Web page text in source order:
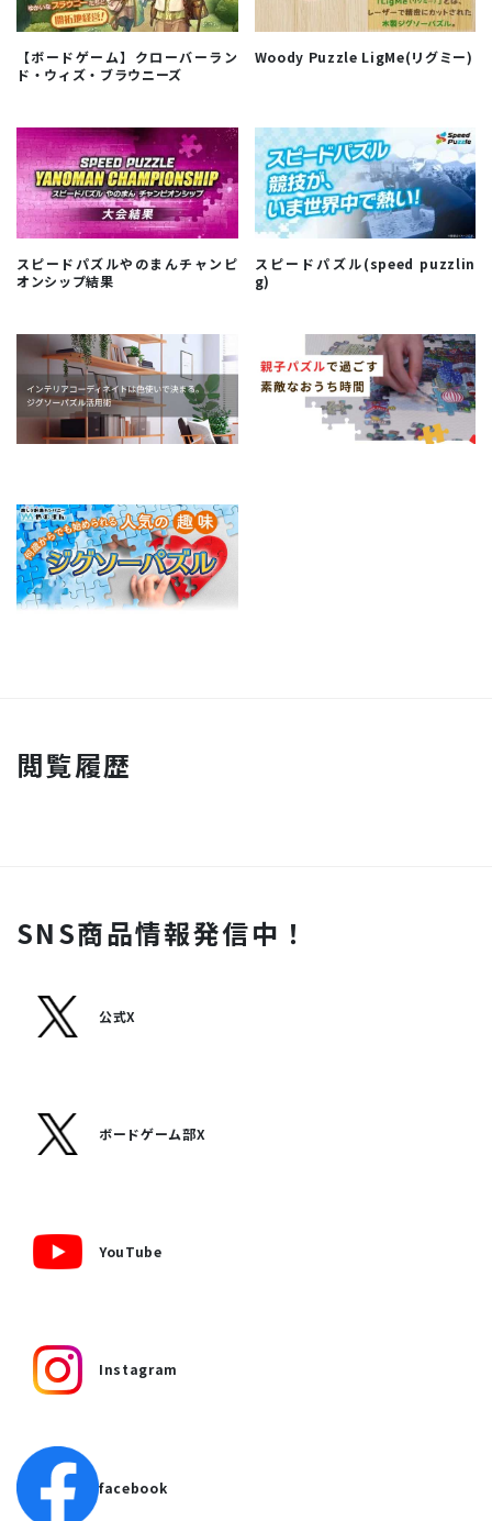
【ボードゲーム】クローバーラン
ド・ウィズ・ブラウニーズ
Woody Puzzle LigMe(リグミー)
スピードパズルやのまんチャンピ
オンシップ結果
スピードパズル(speed puzzlin
g)
閲覧履歴
SNS商品情報発信中！
公式X
ボードゲーム部X
YouTube
Instagram
facebook